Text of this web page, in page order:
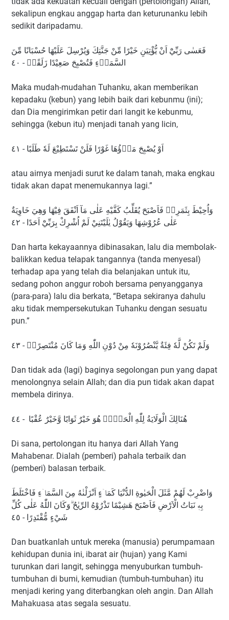
sekalipun engkau anggap harta dan keturunanku lebih
sedikit daripadamu.
فَعَسٰى رَبِّيْٓ اَنْ يُّؤْتِيَنِ خَيْرًا مِّنْ جَنَّتِكَ وَيُرْسِلَ عَلَيْهَا حُسْبَانًا مِّنَ
السَّمَاۤءِ فَتُصْبِحَ صَعِيْدًا زَلَقًاۙ - ٤٠
Maka mudah-mudahan Tuhanku, akan memberikan
kepadaku (kebun) yang lebih baik dari kebunmu (ini);
dan Dia mengirimkan petir dari langit ke kebunmu,
sehingga (kebun itu) menjadi tanah yang licin,
اَوْ يُصْبِحَ مَاۤؤُهَا غَوْرًا فَلَنْ تَسْتَطِيْعَ لَهٗ طَلَبًا - ٤١
atau airnya menjadi surut ke dalam tanah, maka engkau
tidak akan dapat menemukannya lagi.”
وَاُحِيْطَ بِثَمَرِهٖ فَاَصْبَحَ يُقَلِّبُ كَفَّيْهِ عَلٰى مَآ اَنْفَقَ فِيْهَا وَهِيَ خَاوِيَةٌ
عَلٰى عُرُوْشِهَا وَيَقُوْلُ يٰلَيْتَنِيْ لَمْ اُشْرِكْ بِرَبِّيْٓ اَحَدًا - ٤٢
Dan harta kekayaannya dibinasakan, lalu dia membolak-
balikkan kedua telapak tangannya (tanda menyesal)
terhadap apa yang telah dia belanjakan untuk itu,
sedang pohon anggur roboh bersama penyangganya
(para-para) lalu dia berkata, “Betapa sekiranya dahulu
aku tidak mempersekutukan Tuhanku dengan sesuatu
pun.”
وَلَمْ تَكُنْ لَّهٗ فِئَةٌ يَّنْصُرُوْنَهٗ مِنْ دُوْنِ اللّٰهِ وَمَا كَانَ مُنْتَصِرًاۗ - ٤٣
Dan tidak ada (lagi) baginya segolongan pun yang dapat
menolongnya selain Allah; dan dia pun tidak akan dapat
membela dirinya.
هُنَالِكَ الْوَلَايَةُ لِلّٰهِ الْحَقِّۗ هُوَ خَيْرٌ ثَوَابًا وَّخَيْرٌ عُقْبًا - ٤٤
Di sana, pertolongan itu hanya dari Allah Yang
Mahabenar. Dialah (pemberi) pahala terbaik dan
(pemberi) balasan terbaik.
وَاضْرِبْ لَهُمْ مَّثَلَ الْحَيٰوةِ الدُّنْيَا كَمَاۤءٍ اَنْزَلْنٰهُ مِنَ السَّمَاۤءِ فَاخْتَلَطَ
بِهٖ نَبَاتُ الْاَرْضِ فَاَصْبَحَ هَشِيْمًا تَذْرُوْهُ الرِّيٰحُ ۗوَكَانَ اللّٰهُ عَلٰى كُلِّ
شَيْءٍ مُّقْتَدِرًا - ٤٥
Dan buatkanlah untuk mereka (manusia) perumpamaan
kehidupan dunia ini, ibarat air (hujan) yang Kami
turunkan dari langit, sehingga menyuburkan tumbuh-
tumbuhan di bumi, kemudian (tumbuh-tumbuhan) itu
menjadi kering yang diterbangkan oleh angin. Dan Allah
Mahakuasa atas segala sesuatu.